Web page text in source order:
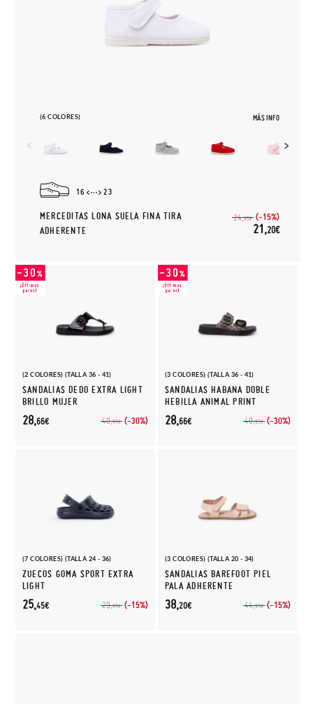
(6 COLORES) MÁS INFO
16 23
MERCEDITAS LONA SUELA FINA TIRA
ADHERENTE
24,95€ (-15%)
21,20€
(2 COLORES) (TALLA 36 - 41)
SANDALIAS DEDO EXTRA LIGHT
BRILLO MUJER
40,95€ (-30%)
28,66€
(3 COLORES) (TALLA 36 - 41)
SANDALIAS HABANA DOBLE
HEBILLA ANIMAL PRINT
40,95€ (-30%)
28,66€
(7 COLORES) (TALLA 24 - 36)
ZUECOS GOMA SPORT EXTRA
LIGHT
29,95€ (-15%)
25,45€
(3 COLORES) (TALLA 20 - 34)
SANDALIAS BAREFOOT PIEL
PALA ADHERENTE
44,95€ (-15%)
38,20€